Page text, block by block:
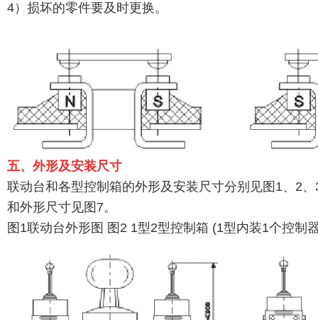
4）损坏的零件要及时更换。
五、外形及安装尺寸
联动台和各型控制箱的外形及安装尺寸分别见图1、2
和外形尺寸见图7。
图1联动台外形图 图2 1型2型控制箱 (1型内装1个控制